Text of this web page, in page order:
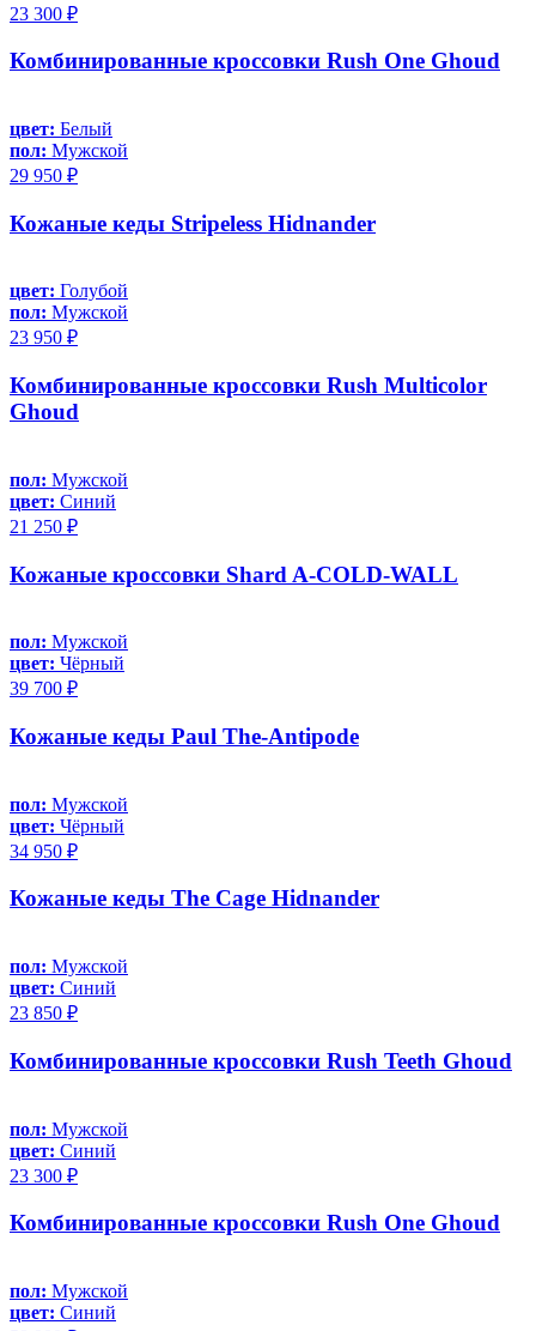
23 300 ₽
Комбинированные кроссовки Rush One Ghoud
цвет: Белый
пол: Мужской
29 950 ₽
Кожаные кеды Stripeless Hidnander
цвет: Голубой
пол: Мужской
23 950 ₽
Комбинированные кроссовки Rush Multicolor
Ghoud
пол: Мужской
цвет: Синий
21 250 ₽
Кожаные кроссовки Shard A-COLD-WALL
пол: Мужской
цвет: Чёрный
39 700 ₽
Кожаные кеды Paul The-Antipode
пол: Мужской
цвет: Чёрный
34 950 ₽
Кожаные кеды The Cage Hidnander
пол: Мужской
цвет: Синий
23 850 ₽
Комбинированные кроссовки Rush Teeth Ghoud
пол: Мужской
цвет: Синий
23 300 ₽
Комбинированные кроссовки Rush One Ghoud
пол: Мужской
цвет: Синий